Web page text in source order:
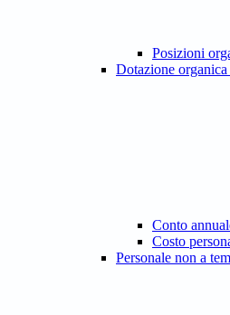
Posizioni
Dotazione organica
Conto
Costo
Personale non a